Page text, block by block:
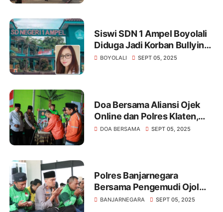
Siswi SDN 1 Ampel Boyolali
Diduga Jadi Korban Bullying,
Vio Sari Angkat Bicara
BOYOLALI SEPT 05, 2025
Doa Bersama Aliansi Ojek
Online dan Polres Klaten,
Wujud Empati dan
DOA BERSAMA SEPT 05, 2025
Polres Banjarnegara
Bersama Pengemudi Ojol
Gelar Doa Bersama
BANJARNEGARA SEPT 05, 2025